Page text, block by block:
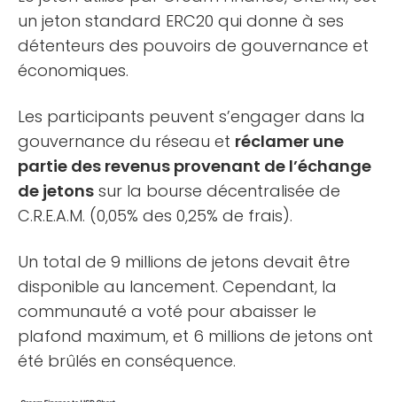
un jeton standard ERC20 qui donne à ses
détenteurs des pouvoirs de gouvernance et
économiques.
Les participants peuvent s’engager dans la
gouvernance du réseau et réclamer une
partie des revenus provenant de l’échange
de jetons sur la bourse décentralisée de
C.R.E.A.M. (0,05% des 0,25% de frais).
Un total de 9 millions de jetons devait être
disponible au lancement. Cependant, la
communauté a voté pour abaisser le
plafond maximum, et 6 millions de jetons ont
été brûlés en conséquence.